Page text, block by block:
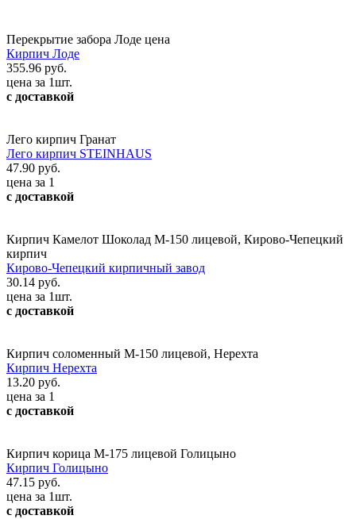
Перекрытие забора Лоде цена
Кирпич Лоде
355.96 руб.
цена за 1шт.
с доставкой
Лего кирпич Гранат
Лего кирпич STEINHAUS
47.90 руб.
цена за 1
с доставкой
Кирпич Камелот Шоколад М-150 лицевой, Кирово-Чепецкий
кирпич
Кирово-Чепецкий кирпичный завод
30.14 руб.
цена за 1шт.
с доставкой
Кирпич соломенный М-150 лицевой, Нерехта
Кирпич Нерехта
13.20 руб.
цена за 1
с доставкой
Кирпич корица М-175 лицевой Голицыно
Кирпич Голицыно
47.15 руб.
цена за 1шт.
с доставкой